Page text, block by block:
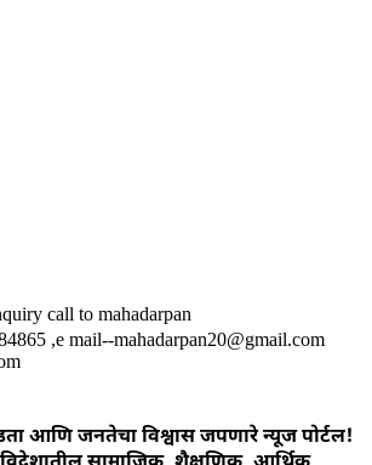
call to mahadarpan
,e mail--mahadarpan20@gmail.com
आणि जनतेचा विश्वास जपणारे न्यूज पोर्टल!